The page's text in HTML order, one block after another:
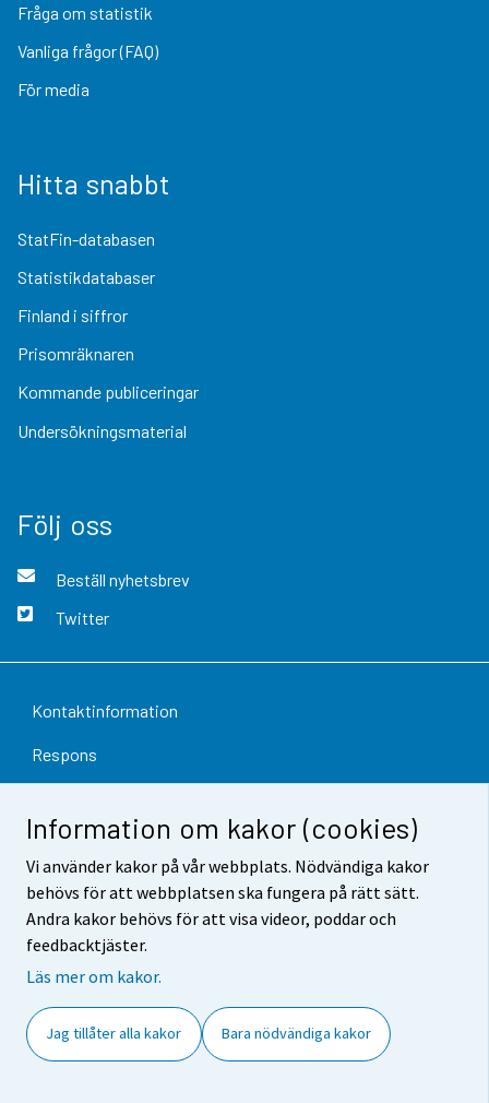
Information om kakor (cookies)
Vi använder kakor på vår webbplats. Nödvändiga kakor
behövs för att webbplatsen ska fungera på rätt sätt.
Andra kakor behövs för att visa videor, poddar och
feedbacktjäster.
Läs mer om kakor.
Jag tillåter alla kakor Bara nödvändiga kakor
Fråga om statistik
Vanliga frågor (FAQ)
För media
Hitta snabbt
StatFin-databasen
Statistikdatabaser
Finland i siffror
Prisomräknaren
Kommande publiceringar
Undersökningsmaterial
Följ oss
Beställ nyhetsbrev
Twitter
Kontaktinformation
Respons
Dataskydd
Tillgänglighet
Information om webbplatsen
Cookie-inställningar